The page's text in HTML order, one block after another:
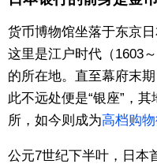
货币博物馆坐落于东京
这里是江户时代（1603
的所在地。直至幕府末
此不远处便是“银座”，
所，如今则成为高档购
公元7世纪下半叶，日本